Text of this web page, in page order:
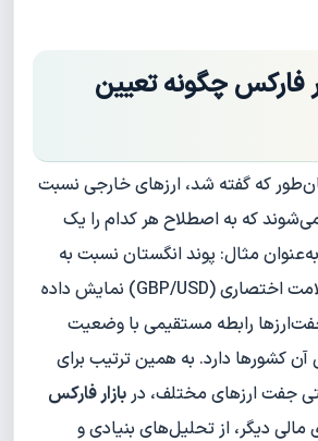
فارکس چگونه تعیین
که گفته شد، ارزهای خارجی نسبت
که به اصطلاح هر کدام را یک
مثال: پوند انگستان نسبت به
دلار آمریکا که با علامت اختصاری (GBP/USD) نمایش داده
رابطه مستقیمی با وضعیت
کشورها دارد. به همین ترتیب برای
جفت ارزهای مختلف، دربازار فارکس
مالی دیگر، از تحلیل‌های بنیادی و